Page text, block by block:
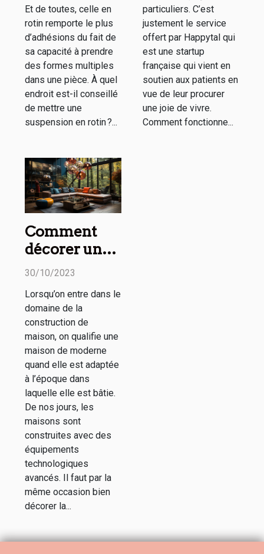
Et de toutes, celle en
rotin remporte le plus
d’adhésions du fait de
sa capacité à prendre
des formes multiples
dans une pièce. À quel
endroit est-il conseillé
de mettre une
suspension en rotin ?...
particuliers. C’est
justement le service
offert par Happytal qui
est une startup
française qui vient en
soutien aux patients en
vue de leur procurer
une joie de vivre.
Comment fonctionne...
Comment
décorer une
maison
30/10/2023
Lorsqu’on entre dans le
domaine de la
construction de
maison, on qualifie une
maison de moderne
quand elle est adaptée
à l’époque dans
laquelle elle est bâtie.
De nos jours, les
maisons sont
construites avec des
équipements
technologiques
avancés. Il faut par la
même occasion bien
décorer la...